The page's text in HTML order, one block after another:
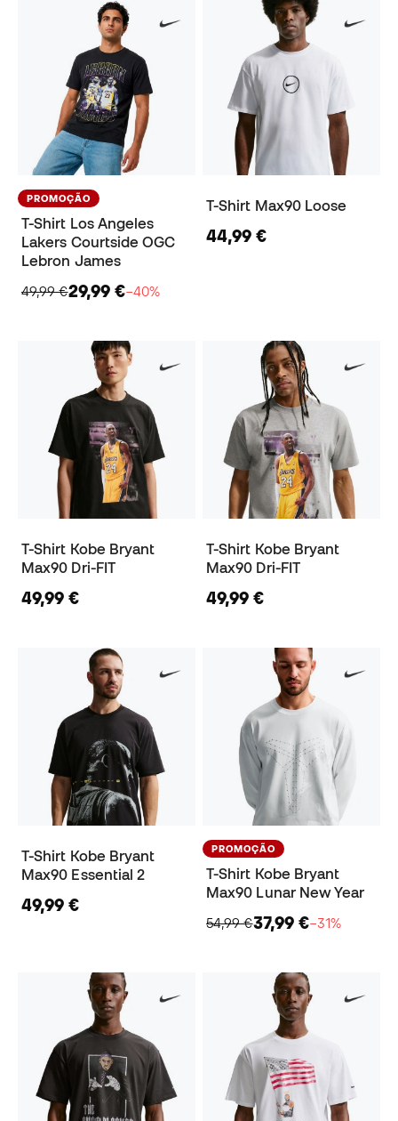
PROMOÇÃO
T-Shirt Los Angeles
Lakers Courtside OGC
Lebron James
49,99 €29,99 €−40%
T-Shirt Max90 Loose
44,99 €
T-Shirt Kobe Bryant
Max90 Dri-FIT
49,99 €
T-Shirt Kobe Bryant
Max90 Dri-FIT
49,99 €
T-Shirt Kobe Bryant
Max90 Essential 2
49,99 €
PROMOÇÃO
T-Shirt Kobe Bryant
Max90 Lunar New Year
54,99 €37,99 €−31%